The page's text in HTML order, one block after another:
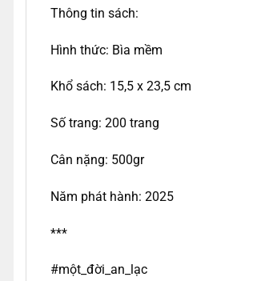
Thông tin sách:
Hình thức: Bìa mềm
Khổ sách: 15,5 x 23,5 cm
Số trang: 200 trang
Cân nặng: 500gr
Năm phát hành: 2025
***
#một_đời_an_lạc